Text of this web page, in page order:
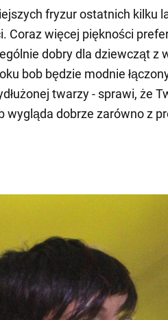
fryzur ostatnich kilku
Coraz więcej piękności
dobry dla dziewcząt z
bob będzie modnie
twarzy - sprawi, że
wygląda dobrze zarówno z